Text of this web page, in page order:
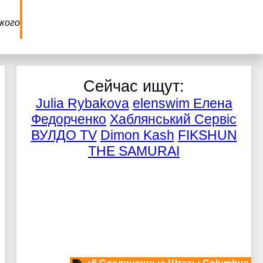
Сейчас ищут:
Julia Rybakova elenswim Елена
Федорченко Хаблянський Сервіс
ВУЛДО TV Dimon Kash FIKSHUN
THE SAMURAI